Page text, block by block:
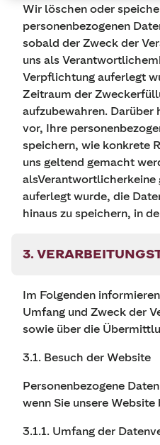
Wir löschen oder
personenbezogenen
sobald der Zweck der
uns als
Verpflichtung auferlegt
Zeitraum der
aufzubewahren. Darüber
vor, Ihre
speichern, wie konkrete
uns geltend gemacht
auferlegt wurde, die
hinaus zu speichern, in
3.
Im Folgenden
Umfang und Zweck der
sowie über die
3.1. Besuch der Website
Personenbezogene
wenn Sie unsere Website
3.1.1. Umfang der